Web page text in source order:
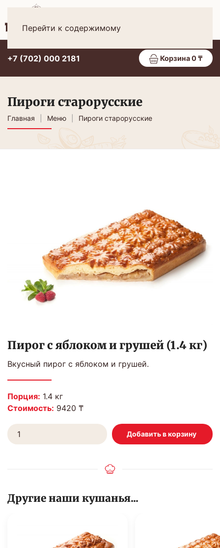
Перейти к содержимому
+7 (702) 000 2181 Корзина 0 ₸
Пироги старорусские
Главная Меню Пироги старорусские
Пирог с яблоком и грушей (1.4 кг)
Вкусный пирог с яблоком и грушей.
Порция: 1.4 кг
Стоимость: 9420 ₸
Другие наши кушанья...